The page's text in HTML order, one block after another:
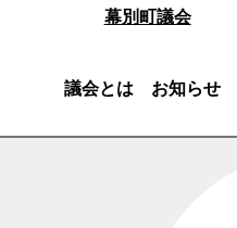
幕別町議会
議会とは お知らせ